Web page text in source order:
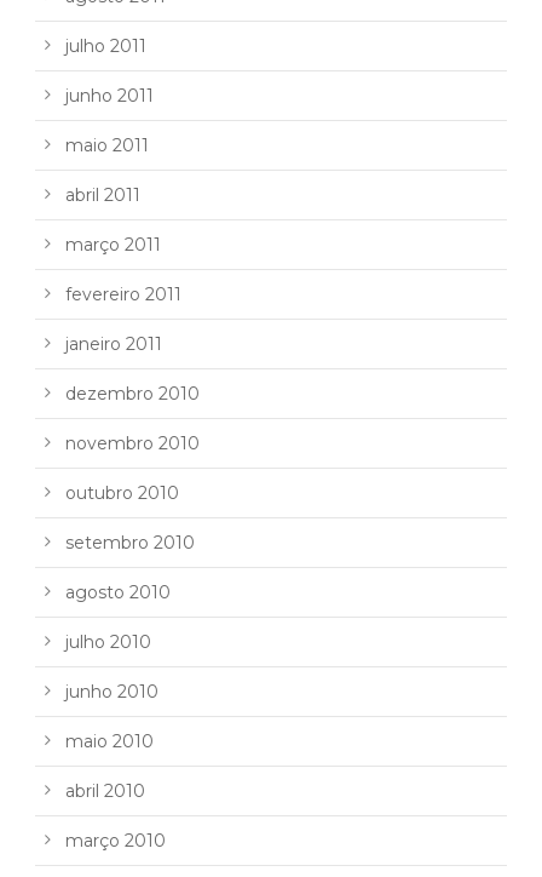
julho 2011
junho 2011
maio 2011
abril 2011
março 2011
fevereiro 2011
janeiro 2011
dezembro 2010
novembro 2010
outubro 2010
setembro 2010
agosto 2010
julho 2010
junho 2010
maio 2010
abril 2010
março 2010